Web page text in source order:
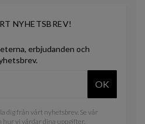
NYHETSBREV!
erbjudanden och
OK
dig från vårt nyhetsbrev. Se vår
hur vi vårdar dina uppgifter.